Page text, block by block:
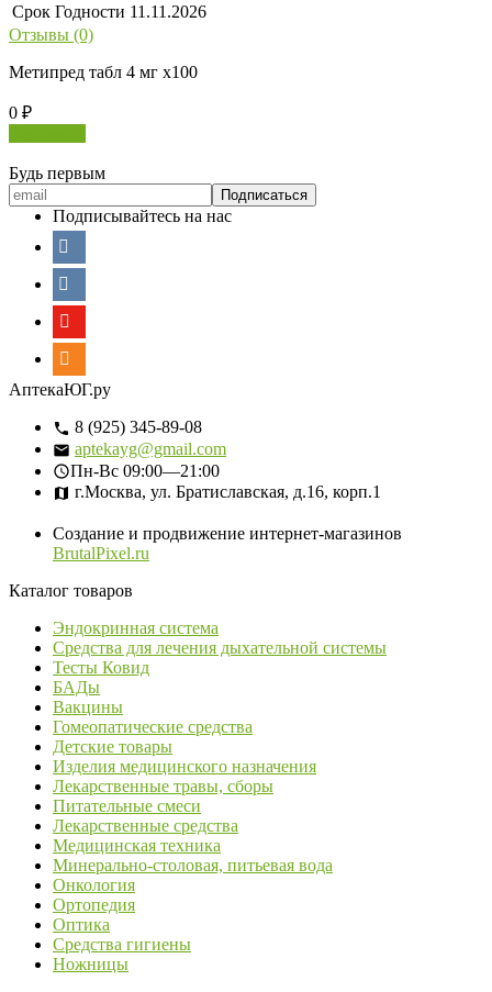
Срок Годности 11.11.2026
Отзывы (0)
Метипред табл 4 мг х100
0 ₽
Будь первым
Подписывайтесь на нас
АптекаЮГ.ру
8 (925) 345-89-08
aptekayg@gmail.com
Пн-Вс 09:00—21:00
г.Москва, ул. Братиславская, д.16, корп.1
Создание и продвижение интернет-магазинов
BrutalPixel.ru
Каталог товаров
Эндокринная система
Средства для лечения дыхательной системы
Тесты Ковид
БАДы
Вакцины
Гомеопатические средства
Детские товары
Изделия медицинского назначения
Лекарственные травы, сборы
Питательные смеси
Лекарственные средства
Медицинская техника
Минерально-столовая, питьевая вода
Онкология
Ортопедия
Оптика
Средства гигиены
Ножницы